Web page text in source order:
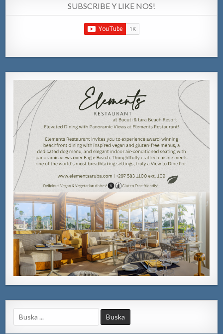
SUBSCRIBE Y LIKE NOS!
Search
for: